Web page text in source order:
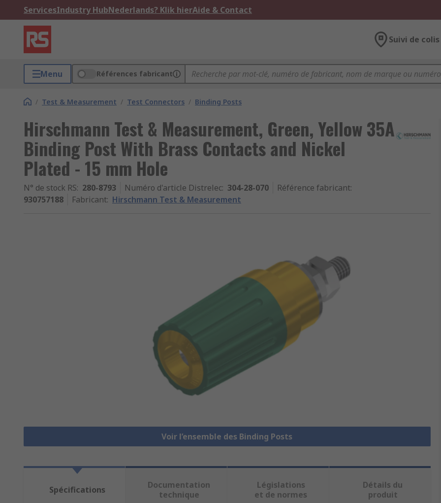
ServicesIndustry HubNederlands? Klik hierAide & Contact
Suivi de colis
Menu Références fabricant
/ Test & Measurement / Test Connectors / Binding Posts
Hirschmann Test & Measurement, Green, Yellow 35A
Binding Post With Brass Contacts and Nickel
Plated - 15 mm Hole
N° de stock RS: 280-8793 Numéro d'article Distrelec: 304-28-070 Référence fabricant:
930757188
Fabricant: Hirschmann Test & Measurement
Voir l’ensemble des Binding Posts
Spécifications
Documentation
technique
Législations
et de normes
Détails du
produit